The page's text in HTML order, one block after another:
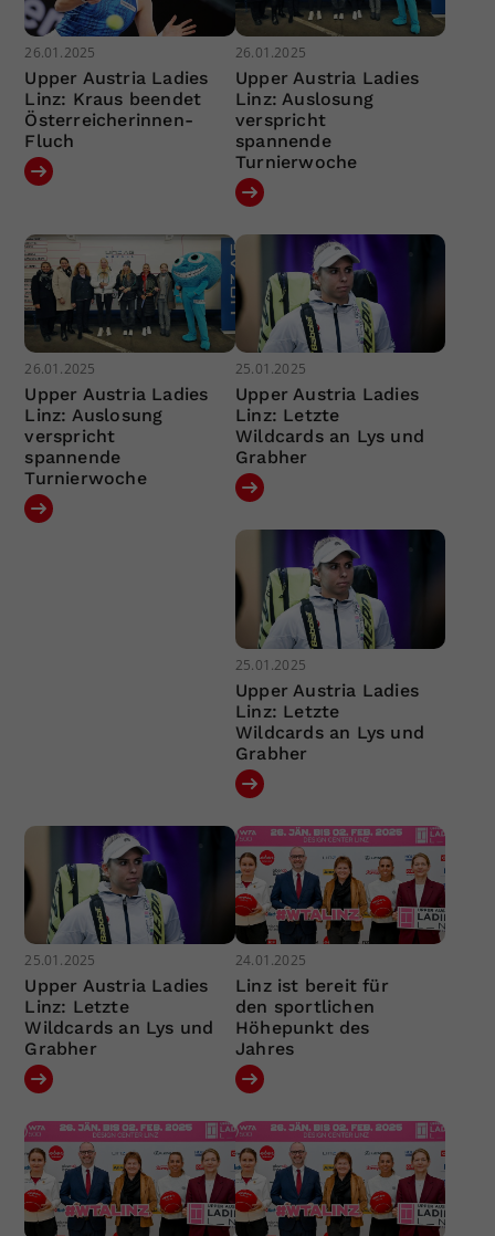
26.01.2025
Upper Austria Ladies
Linz: Kraus beendet
Österreicherinnen-
Fluch
26.01.2025
Upper Austria Ladies
Linz: Auslosung
verspricht
spannende
Turnierwoche
26.01.2025
Upper Austria Ladies
Linz: Auslosung
verspricht
spannende
Turnierwoche
25.01.2025
Upper Austria Ladies
Linz: Letzte
Wildcards an Lys und
Grabher
25.01.2025
Upper Austria Ladies
Linz: Letzte
Wildcards an Lys und
Grabher
25.01.2025
Upper Austria Ladies
Linz: Letzte
Wildcards an Lys und
Grabher
24.01.2025
Linz ist bereit für
den sportlichen
Höhepunkt des
Jahres